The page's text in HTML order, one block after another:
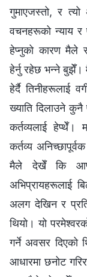
गुमाएजस्तो, र
वचनहरूको न्याय र
हेप्नुको कारण मैले
हेर्नु रहेछ भन्ने बुझेँ।
हेर्दै तिनीहरूलाई
ख्याति दिलाउने कुनै
कर्तव्यलाई हेप्थेँ।
कर्तव्य
मैले देखेँ कि आफ्नो
अभिप्रायहरूलाई
अलग देखिन र
थियो। यो
गर्ने अवसर दिएको
आधारमा छनोट